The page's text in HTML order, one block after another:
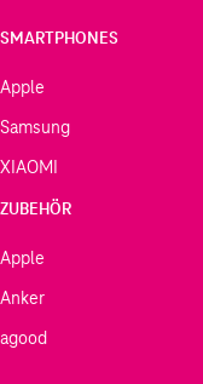
SMARTPHONES
Apple
Samsung
XIAOMI
ZUBEHÖR
Apple
Anker
agood